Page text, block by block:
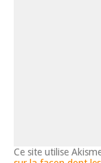
Ce site utilise